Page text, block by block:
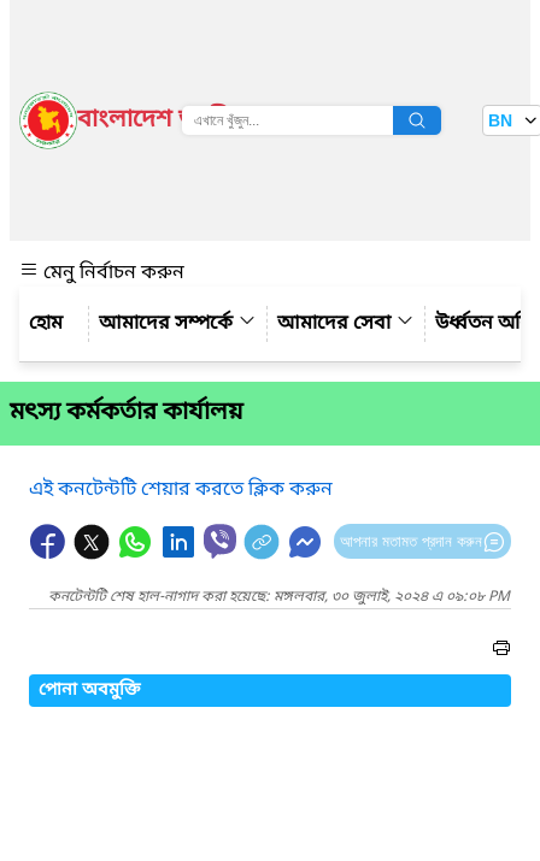
বাংলাদেশ জাতীয় তথ্য বাতায়ন BN
মেনু নির্বাচন করুন
আমাদের সম্পর্কে
আমাদের সেবা উর্ধ্বতন
মৎস্য কর্মকর্তার কার্যালয়
এই কনটেন্টটি শেয়ার করতে ক্লিক করুন
আপনার মতামত প্রদান করুন
কনটেন্টটি শেষ হাল-নাগাদ করা হয়েছে: মঙ্গলবার, ৩০ জুলাই, ২০২৪ এ ০৯:০৮ PM
পোনা অবমুক্তি